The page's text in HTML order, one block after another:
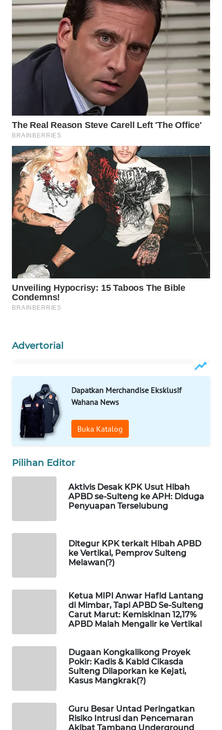
Advertorial
Dapatkan Merchandise Eksklusif
Wahana News
Buka Katalog
Pilihan Editor
Aktivis Desak KPK Usut Hibah
APBD se-Sulteng ke APH: Diduga
Penyuapan Terselubung
Ditegur KPK terkait Hibah APBD
ke Vertikal, Pemprov Sulteng
Melawan(?)
Ketua MIPI Anwar Hafid Lantang
di Mimbar, Tapi APBD Se-Sulteng
Carut Marut: Kemiskinan 12,17%
APBD Malah Mengalir ke Vertikal
Dugaan Kongkalikong Proyek
Pokir: Kadis & Kabid Cikasda
Sulteng Dilaporkan ke Kejati,
Kasus Mangkrak(?)
Guru Besar Untad Peringatkan
Risiko Intrusi dan Pencemaran
Akibat Tambang Underground
WAHANA
INFRASTRUKTUR
WAHANA
KONSUMEN
WAHANA
TRAVEL
WAHANA
TV
WAHANANEWS
WAHANANEWS
WAHANANEWS
NET
WAHANA
WAHANA
WAHANA
SELEB
WAHANA
PERSONA
WAHANA
OTOMOTIF
LAPAK
WAHANA
KONSUMEN